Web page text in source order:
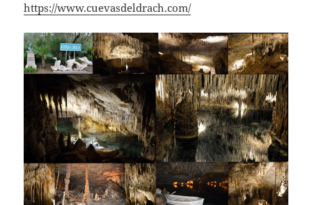
https://www.cuevasdeldrach.com/